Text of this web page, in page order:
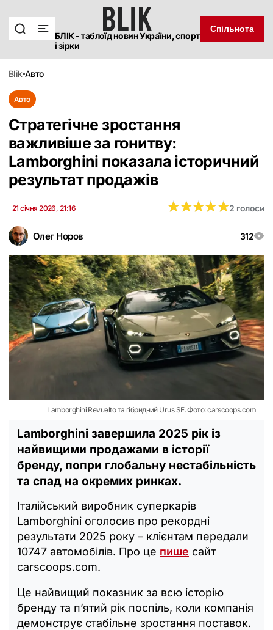
БЛІК - таблоїд новин України, спорт
і зірки
Спільнота
blik авто
Авто
Стратегічне зростання
важливіше за гонитву:
Lamborghini показала історичний
результат продажів
Олег Норов 312
21 січня 2026, 21:16 ★★★★★
★★★★★2 голоси
Lamborghini Revuelto та гібридний Urus SE. Фото: carscoops.com
Lamborghini завершила 2025 рік із
найвищими продажами в історії
бренду, попри глобальну нестабільність
та спад на окремих ринках.
Італійський виробник суперкарів
Lamborghini оголосив про рекордні
результати 2025 року – клієнтам передали
10747 автомобілів. Про це пише сайт
carscoops.com.
Це найвищий показник за всю історію
бренду та п’ятий рік поспіль, коли компанія
демонструє стабільне зростання поставок.